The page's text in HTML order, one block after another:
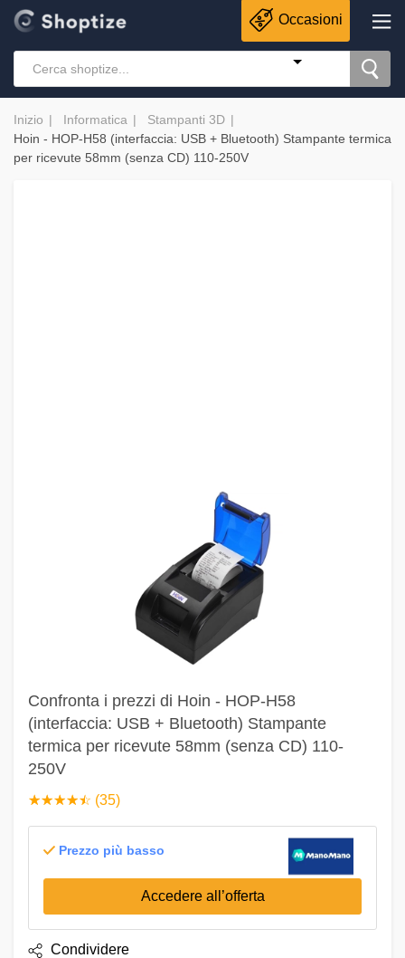
Occasioni
Inizio Informatica
Stampanti 3D
Hoin - HOP-H58 (interfaccia: USB + Bluetooth) Stampante termica
per ricevute 58mm (senza CD) 110-250V
Confronta i prezzi di Hoin - HOP-H58
(interfaccia: USB + Bluetooth) Stampante
termica per ricevute 58mm (senza CD) 110-
250V
☆☆☆☆☆
★★★★★ (35)
Prezzo più basso
Accedere all’offerta
Condividere